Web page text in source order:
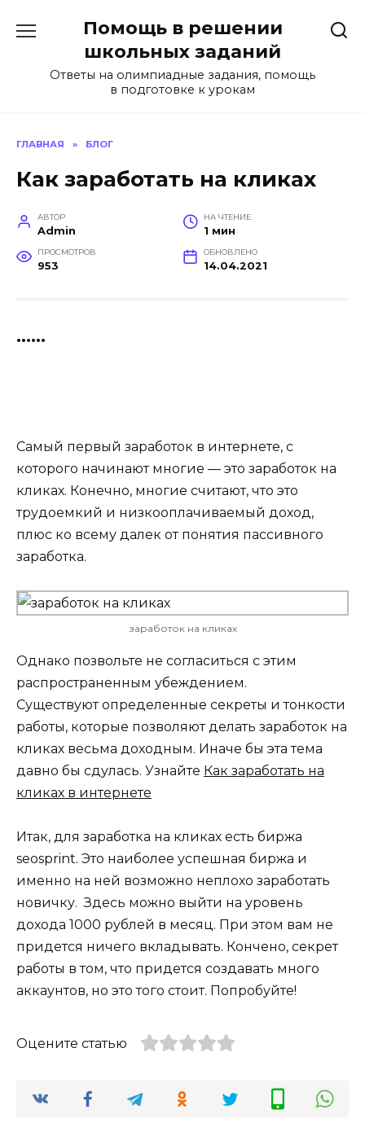
содержанию
Помощь в решении
школьных заданий
Ответы на олимпиадные задания, помощь
в подготовке к урокам
ГЛАВНАЯ » БЛОГ
Как заработать на кликах
АВТОР
Admin
НА ЧТЕНИЕ
1 мин
ПРОСМОТРОВ
953
ОБНОВЛЕНО
14.04.2021
......
Самый первый заработок в интернете, с
которого начинают многие — это заработок на
кликах. Конечно, многие считают, что это
трудоемкий и низкооплачиваемый доход,
плюс ко всему далек от понятия пассивного
заработка.
заработок на кликах
Однако позвольте не согласиться с этим
распространенным убеждением.
Существуют определенные секреты и тонкости
работы, которые позволяют делать заработок на
кликах весьма доходным. Иначе бы эта тема
давно бы сдулась. Узнайте Как заработать на
кликах в интернете
Итак, для заработка на кликах есть биржа
seosprint. Это наиболее успешная биржа и
именно на ней возможно неплохо заработать
новичку. Здесь можно выйти на уровень
дохода 1000 рублей в месяц. При этом вам не
придется ничего вкладывать. Кончено, секрет
работы в том, что придется создавать много
аккаунтов, но это того стоит. Попробуйте!
Оцените статью